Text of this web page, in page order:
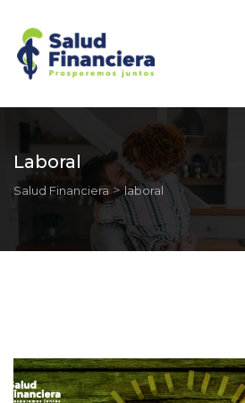
Laboral
Salud Financiera > laboral